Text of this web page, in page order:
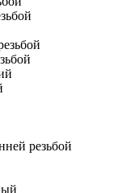
резьбой